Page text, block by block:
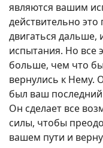
являются вашим
действительно
двигаться дальше,
испытания. Но все
больше, чем что
вернулись к Нему.
был ваш
Он сделает все
силы, чтобы
вашем пути и